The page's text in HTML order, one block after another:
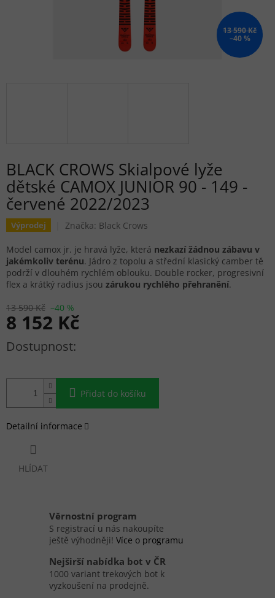
13 590 Kč
–40 %
BLACK CROWS Skialpové lyže
dětské CAMOX JUNIOR 90 - 149 -
červené 2022/2023
Výprodej Značka: Black Crows
13 590 Kč –40 %
8 152 Kč
Měrná cena:
Přidat do košíku
Model camox jr. je hravá lyže, která nezkazí žádnou zábavu v
jakémkoliv terénu. Jádro z topolu a střední klasický camber tě
podrží v dlouhém rychlém oblouku. Double rocker, progresivní
flex a krátký radius jsou zárukou rychlého přehranění.
Detailní informace
HLÍDAT
Věrnostní program
S registrací u nás nakoupíte
ještě výhodněji! Více o programu
Nejširší nabídka bot v ČR
1000 variant trekových bot k
vyzkoušení na prodejně.